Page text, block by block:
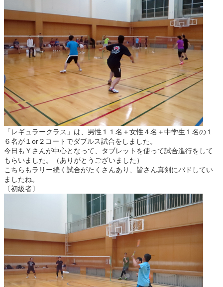
「レギュラークラス」は、男性１１名＋女性４名＋中学生１名の１
６名が１or２コートでダブルス試合をしました。
今日もＹさんが中心となって、タブレットを使って試合進行をして
もらいました。（ありがとうございました）
こちらもラリー続く試合がたくさんあり、皆さん真剣にバドしてい
ましたね。
〔初級者〕